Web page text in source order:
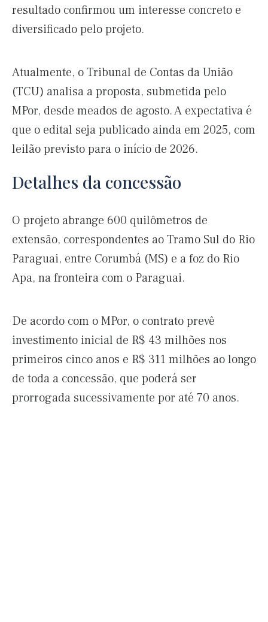
resultado confirmou um interesse concreto e
diversificado pelo projeto.
Atualmente, o Tribunal de Contas da União
(TCU) analisa a proposta, submetida pelo
MPor, desde meados de agosto. A expectativa é
que o edital seja publicado ainda em 2025, com
leilão previsto para o início de 2026.
Detalhes da concessão
O projeto abrange 600 quilômetros de
extensão, correspondentes ao Tramo Sul do Rio
Paraguai, entre Corumbá (MS) e a foz do Rio
Apa, na fronteira com o Paraguai.
De acordo com o MPor, o contrato prevê
investimento inicial de R$ 43 milhões nos
primeiros cinco anos e R$ 311 milhões ao longo
de toda a concessão, que poderá ser
prorrogada sucessivamente por até 70 anos.